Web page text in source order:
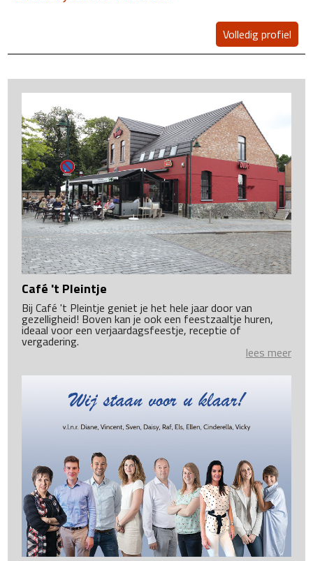
Volledig profiel
Café 't Pleintje
Bij Café 't Pleintje geniet je het hele jaar door van
gezelligheid! Boven kan je ook een feestzaaltje huren,
ideaal voor een verjaardagsfeestje, receptie of
vergadering.
lees meer